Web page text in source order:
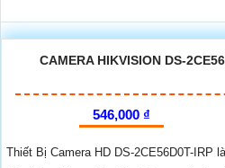
CAMERA HIKVISION DS-
546,000 ₫
Thiết Bị Camera HD DS-2CE56D0T-IRP